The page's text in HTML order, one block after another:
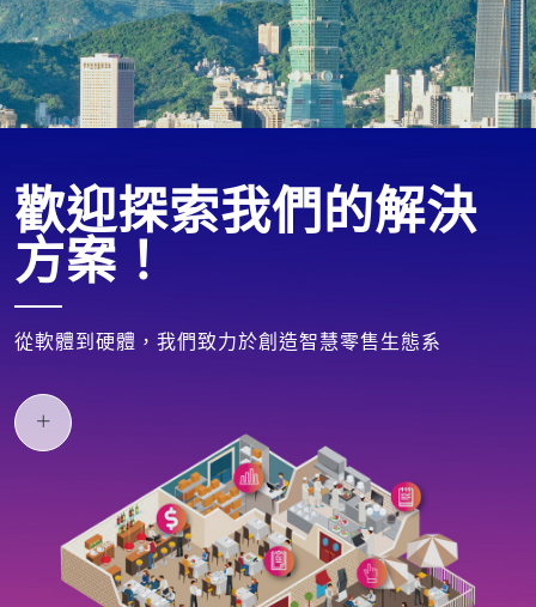
歡迎探索我們的解決
方案！
從軟體到硬體，我們致力於創造智慧零售生態系